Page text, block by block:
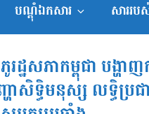
បណ្តុំឯកសារ សាររប
ដ្ឋសភាកម្ពុជា បង្ហា
ហាសិទ្ធិមនុស្ស លទ្ធិ